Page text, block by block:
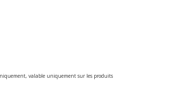
valable uniquement sur les produits